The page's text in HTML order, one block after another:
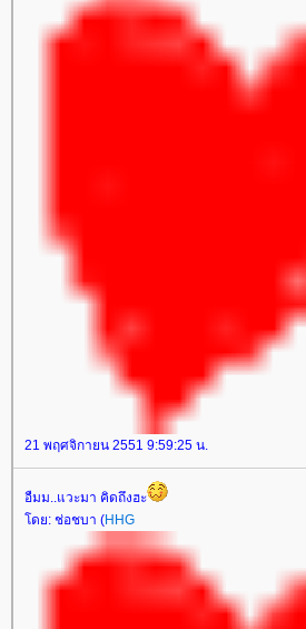
21 พฤศจิกายน 2551 9:59:25 น.
อืมม..แวะมา คิดถึงฮะ
ดย: ช่อชบา (HHG